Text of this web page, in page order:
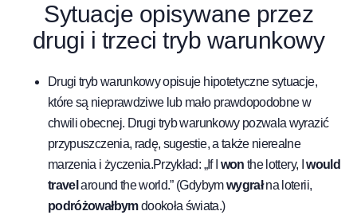
Sytuacje opisywane przez
drugi i trzeci tryb warunkowy
Drugi tryb warunkowy opisuje hipotetyczne sytuacje,
które są nieprawdziwe lub mało prawdopodobne w
chwili obecnej. Drugi tryb warunkowy pozwala wyrazić
przypuszczenia, radę, sugestie, a także nierealne
marzenia i życzenia.Przykład: „If I won the lottery, Iwould
travel around the world.” (Gdybymwygrałna loterii,
podróżowałbymdookoła świata.)